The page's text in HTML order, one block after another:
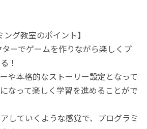
ング教室のポイント】
ーでゲームを作りながら楽しくプ
！
や本格的なストーリー設定となって
なって楽しく学習を進めることがで
していくような感覚で、プログラミ